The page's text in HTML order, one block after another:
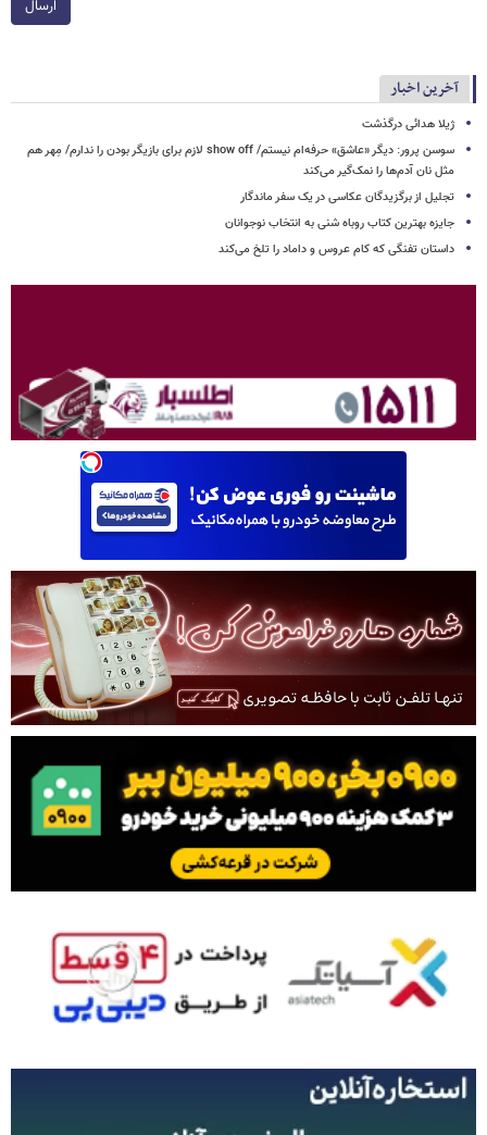
ارسال
آخرین اخبار
ژیلا هدائی درگذشت
سوسن پرور: دیگر «عاشق» حرفه‌ام نیستم/ show off لازم برای بازیگر بودن را ندارم/ مِهر هم
مثل نان آدم‌ها را نمک‌گیر می‌کند
تجلیل از برگزیدگان عکاسی در یک سفر ماندگار
جایزه بهترین کتاب روباه شنی به انتخاب نوجوانان
داستان تفنگی که کام عروس و داماد را تلخ می‌کند